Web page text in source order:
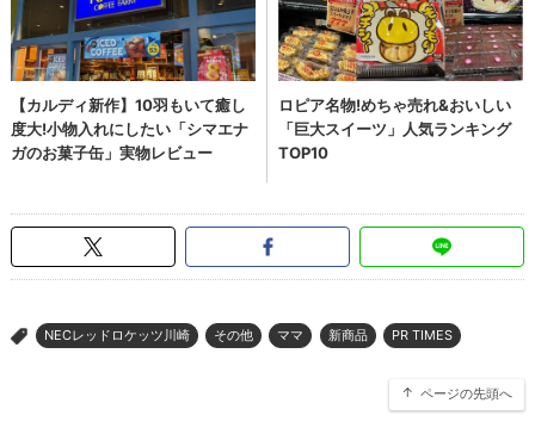
> NECレッドロケッツ川崎 その他 ママ 新商品 PR TIMES
ページの先頭へ